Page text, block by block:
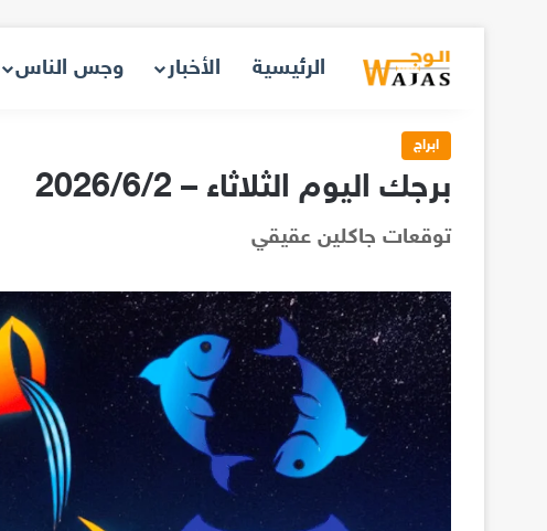
الرئيسية الأخبار وجس الناس
ابراج
برجك اليوم الثلاثاء – 2026/6/2
توقعات جاكلين عقيقي